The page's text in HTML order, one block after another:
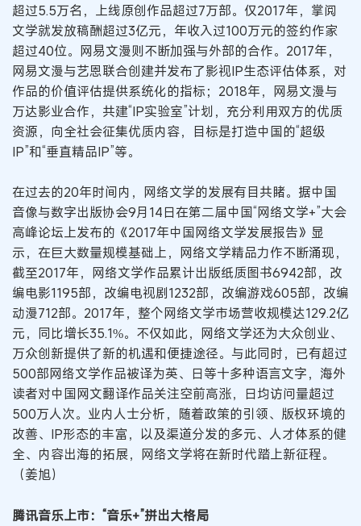
超过5.5万名，上线原创作品超过7万部。仅2017年，掌阅
文学就发放稿酬超过3亿元，年收入过100万元的签约作家
超过40位。网易文漫则不断加强与外部的合作。2017年，
网易文漫与艺恩联合创建并发布了影视IP生态评估体系，对
作品的价值评估提供系统化的指标；2018年，网易文漫与
万达影业合作，共建“IP实验室”计划，充分利用双方的优质
资源，向全社会征集优质内容，目标是打造中国的“超级
IP”和“垂直精品IP”等。
在过去的20年时间内，网络文学的发展有目共睹。据中国
音像与数字出版协会9月14日在第二届中国“网络文学+”大会
高峰论坛上发布的《2017年中国网络文学发展报告》显
示，在巨大数量规模基础上，网络文学精品力作不断涌现，
截至2017年，网络文学作品累计出版纸质图书6942部，改
编电影1195部，改编电视剧1232部，改编游戏605部，改编
动漫712部。2017年，整个网络文学市场营收规模达129.2亿
元，同比增长35.1%。不仅如此，网络文学还为大众创业、
万众创新提供了新的机遇和便捷途径。与此同时，已有超过
500部网络文学作品被译为英、日等十多种语言文字，海外
读者对中国网文翻译作品关注空前高涨，日均访问量超过
500万人次。业内人士分析，随着政策的引领、版权环境的
改善、IP形态的丰富，以及渠道分发的多元、人才体系的健
全、内容出海的拓展，网络文学将在新时代踏上新征程。
（姜旭）
腾讯音乐上市：“音乐+”拼出大格局